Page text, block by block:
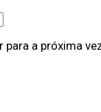
a próxima